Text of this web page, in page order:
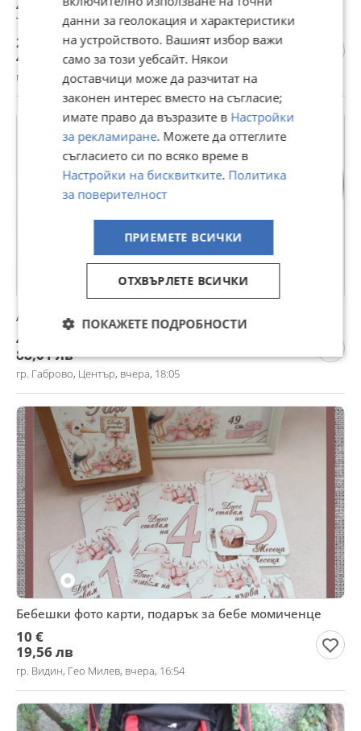
4137 Сгъваемо детско килимче за игра,
топлоизолиращо 180x200x1cm - Жираф и Цифри
23,47 €
45,90 лв
гр. Варна, вчера, 19:08
ANGELCARE AC110 Дигитален звуков монитор
45 €
88,01 лв
гр. Габрово, Център, вчера, 18:05
Бебешки фото карти, подарък за бебе момиченце
10 €
19,56 лв
гр. Видин, Гео Милев, вчера, 16:54
данни за геолокация и характеристики
на устройството. Вашият избор важи
само за този уебсайт. Някои
доставчици може да разчитат на
законен интерес вместо на съгласие;
имате право да възразите в Настройки
за рекламиране. Можете да оттеглите
съгласието си по всяко време в
Настройки на бисквитките. Политика
за поверителност
ПРИЕМЕТЕ ВСИЧКИ
ОТХВЪРЛЕТЕ ВСИЧКИ
ПОКАЖЕТЕ ПОДРОБНОСТИ